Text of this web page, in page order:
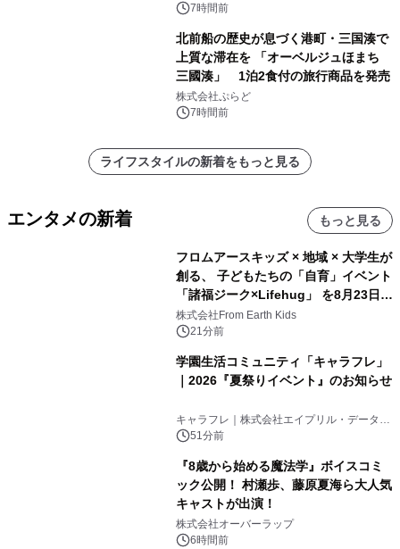
7時間前
北前船の歴史が息づく港町・三国湊で
上質な滞在を 「オーベルジュほまち
三國湊」 1泊2食付の旅行商品を発売
株式会社ぷらど
7時間前
ライフスタイルの新着をもっと見る
エンタメの新着 もっと見る
フロムアースキッズ × 地域 × 大学生が
創る、 子どもたちの「自育」イベント
「諸福ジーク×Lifehug」 を8月23日
(日)開催
株式会社From Earth Kids
21分前
学園生活コミュニティ「キャラフレ」
｜2026『夏祭りイベント』のお知らせ
キャラフレ｜株式会社エイプリル・データ・
デザインズ
51分前
『8歳から始める魔法学』ボイスコミ
ック公開！ 村瀬歩、藤原夏海ら大人気
キャストが出演！
株式会社オーバーラップ
6時間前